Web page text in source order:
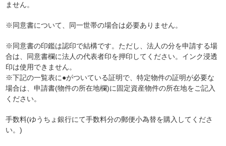
ません。
※同意書について、同一世帯の場合は必要ありません。
※同意書の印鑑は認印で結構です。ただし、法人の分を申請する場
合は、同意書欄に法人の代表者印を押印してください。インク浸透
印は使用できません。
※下記の一覧表に●がついている証明で、特定物件の証明が必要な
場合は、申請書(物件の所在地欄)に固定資産物件の所在地をご記入
ください。
手数料(ゆうちょ銀行にて手数料分の郵便小為替を購入してくださ
い。)